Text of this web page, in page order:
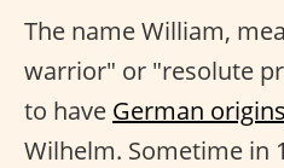
The name William,
warrior" or "resolute
to have German origins
Wilhelm. Sometime in